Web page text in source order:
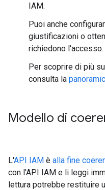
IAM.
Puoi anche
giustificazioni o
richiedono l'accesso.
Per scoprire di più
consulta la
Modello di
L'API IAM è alla fine
con l'API IAM e li leggi
lettura potrebbe restituire